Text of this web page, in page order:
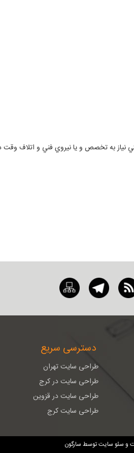
نياز به تخصص و يا نيروي فني و اتلاف وقت
دسترسی سریع
طراحی سایت تهران
طراحی سایت در کرج
طراحی سایت در قزوین
طراحی سایت کرج
و سئو سایتتوسط سارگون